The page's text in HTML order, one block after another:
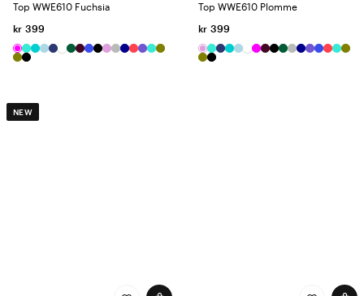
Top WWE610 Fuchsia
kr 399
Top WWE610 Plomme
kr 399
NEW